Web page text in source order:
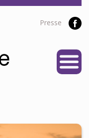
Presse